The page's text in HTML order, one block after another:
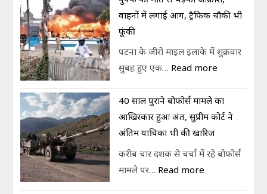
वाहनों में लगाई आग, ट्रैफिक चौकी भी
फूंकी
पटना के जीरो माइल इलाके में शुक्रवार
सुबह हुए एक… Read more
40 साल पुराने बोफोर्स मामले का
आखिरकार हुआ अंत, सुप्रीम कोर्ट ने
अंतिम याचिका भी की खारिज
करीब चार दशक से चर्चा में रहे बोफोर्स
मामले पर… Read more